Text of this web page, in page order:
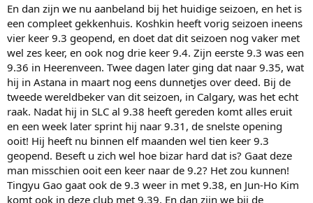
En dan zijn we nu aanbeland bij het huidige seizoen, en het is
een compleet gekkenhuis. Koshkin heeft vorig seizoen ineens
vier keer 9.3 geopend, en doet dat dit seizoen nog vaker met
wel zes keer, en ook nog drie keer 9.4. Zijn eerste 9.3 was een
9.36 in Heerenveen. Twee dagen later ging dat naar 9.35, wat
hij in Astana in maart nog eens dunnetjes over deed. Bij de
tweede wereldbeker van dit seizoen, in Calgary, was het echt
raak. Nadat hij in SLC al 9.38 heeft gereden komt alles eruit
en een week later sprint hij naar 9.31, de snelste opening
ooit! Hij heeft nu binnen elf maanden wel tien keer 9.3
geopend. Beseft u zich wel hoe bizar hard dat is? Gaat deze
man misschien ooit een keer naar de 9.2? Het zou kunnen!
Tingyu Gao gaat ook de 9.3 weer in met 9.38, en Jun-Ho Kim
komt ook in deze club met 9.39. En dan zijn we bij de